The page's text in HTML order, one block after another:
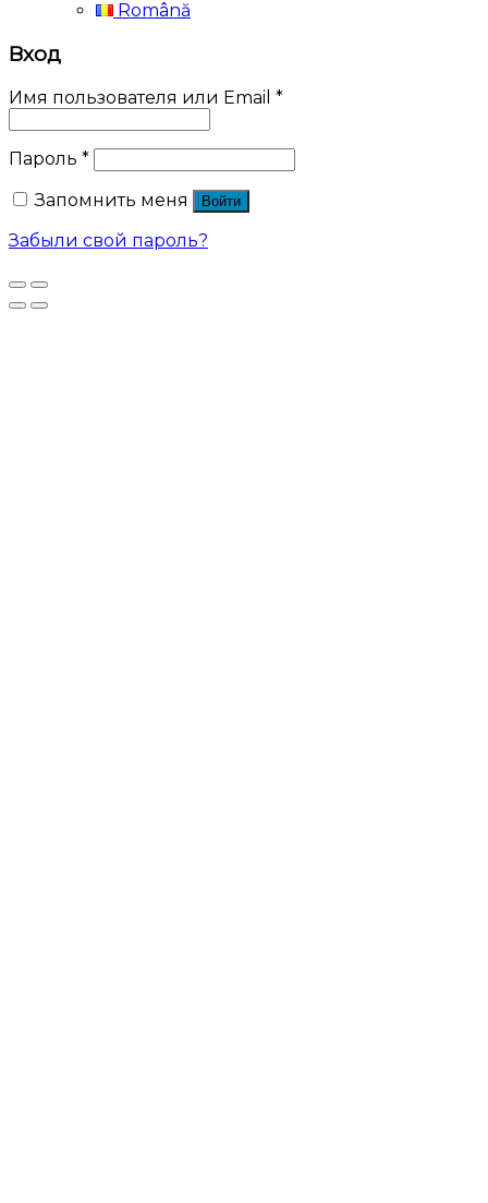
Română
Вход
Имя пользователя или Email *
Пароль *
Запомнить меня
Войти
Забыли свой пароль?